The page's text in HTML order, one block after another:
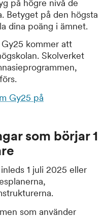
på högre nivå de
Betyget på den högsta
dina poäng i ämnet.
kommer att
Skolverket
Gy25 på
som börjar 1
1 juli 2025 eller
som använder